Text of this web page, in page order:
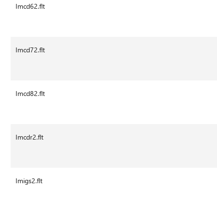
Imcd62.flt
Imcd72.flt
Imcd82.flt
Imcdr2.flt
Imigs2.flt